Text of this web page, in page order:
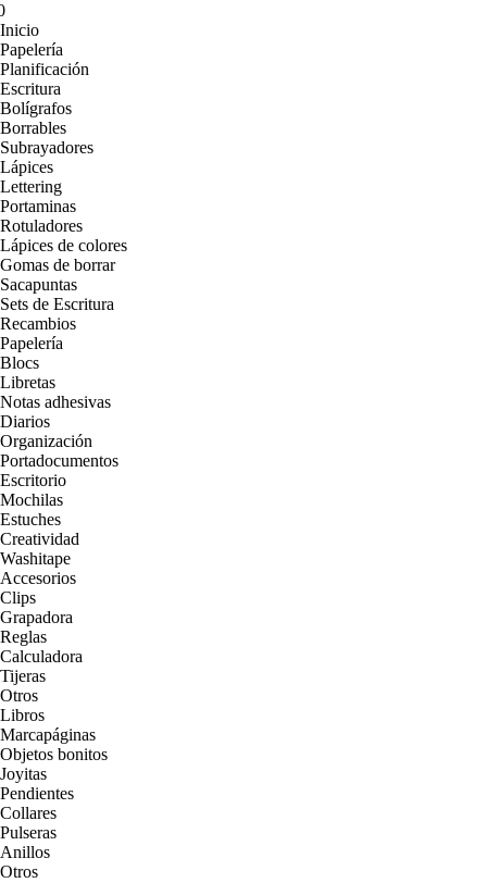
Inicio
Papelería
Planificación
Escritura
Bolígrafos
Borrables
Subrayadores
Lápices
Lettering
Portaminas
Rotuladores
Lápices de colores
Gomas de borrar
Sacapuntas
Sets de Escritura
Recambios
Papelería
Blocs
Libretas
Notas adhesivas
Diarios
Organización
Portadocumentos
Escritorio
Mochilas
Estuches
Creatividad
Washitape
Accesorios
Clips
Grapadora
Reglas
Calculadora
Tijeras
Otros
Libros
Marcapáginas
Objetos bonitos
Joyitas
Pendientes
Collares
Pulseras
Anillos
Otros